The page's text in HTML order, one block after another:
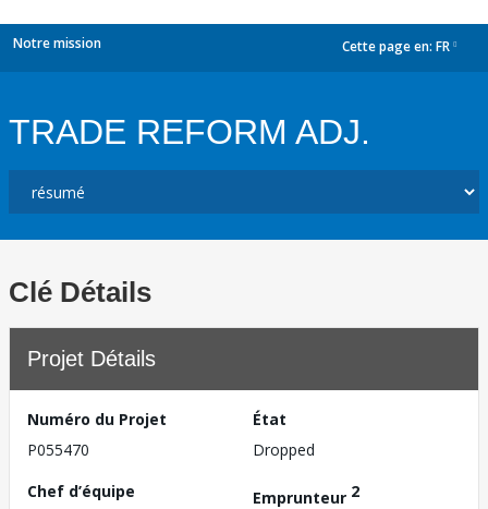
Notre mission Cette page en: FR
TRADE REFORM ADJ.
Clé Détails
Projet Détails
Numéro du Projet
P055470
État
Dropped
Chef d’équipe
Emprunteur 2